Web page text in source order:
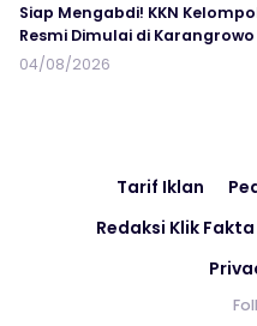
Siap Mengabdi! KKN
Resmi Dimulai di Karangrowo
04/08/2026
Tarif Iklan
Redaksi Klik Fakta